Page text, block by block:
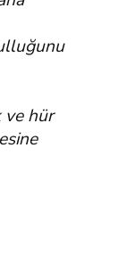
ve hür